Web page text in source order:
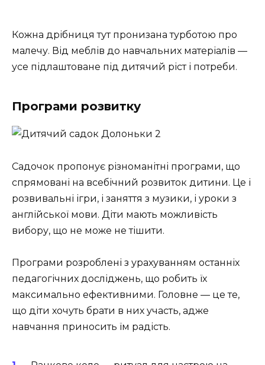
Кожна дрібниця тут пронизана турботою про
малечу. Від меблів до навчальних матеріалів —
усе підлаштоване під дитячий ріст і потреби.
Програми розвитку
Садочок пропонує різноманітні програми, що
спрямовані на всебічний розвиток дитини. Це і
розвивальні ігри, і заняття з музики, і уроки з
англійської мови. Діти мають можливість
вибору, що не може не тішити.
Програми розроблені з урахуванням останніх
педагогічних досліджень, що робить їх
максимально ефективними. Головне — це те,
що діти хочуть брати в них участь, адже
навчання приносить їм радість.